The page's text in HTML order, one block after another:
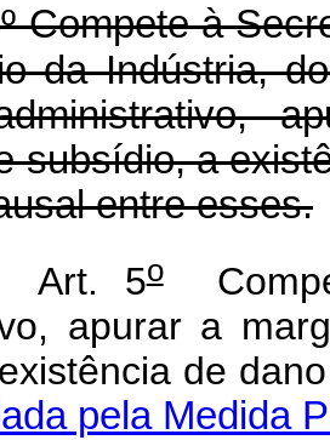
Compete à
da Indústria,
subsídio, a
entre esses.
Art. 5o
apurar a
de
pela Medida